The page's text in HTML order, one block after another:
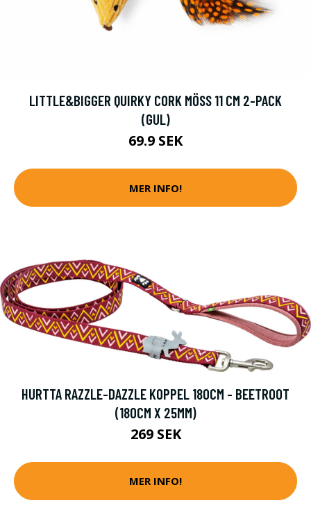
LITTLE&BIGGER QUIRKY CORK MÖSS 11 CM 2-PACK
(GUL)
69.9 SEK
MER INFO!
HURTTA RAZZLE-DAZZLE KOPPEL 180CM - BEETROOT
(180CM X 25MM)
269 SEK
MER INFO!